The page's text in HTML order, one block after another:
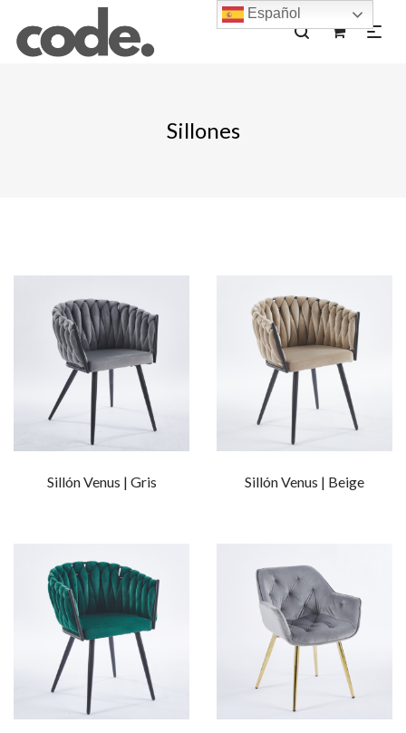
Sillones
Sillón Venus | Gris Sillón Venus | Beige
Español